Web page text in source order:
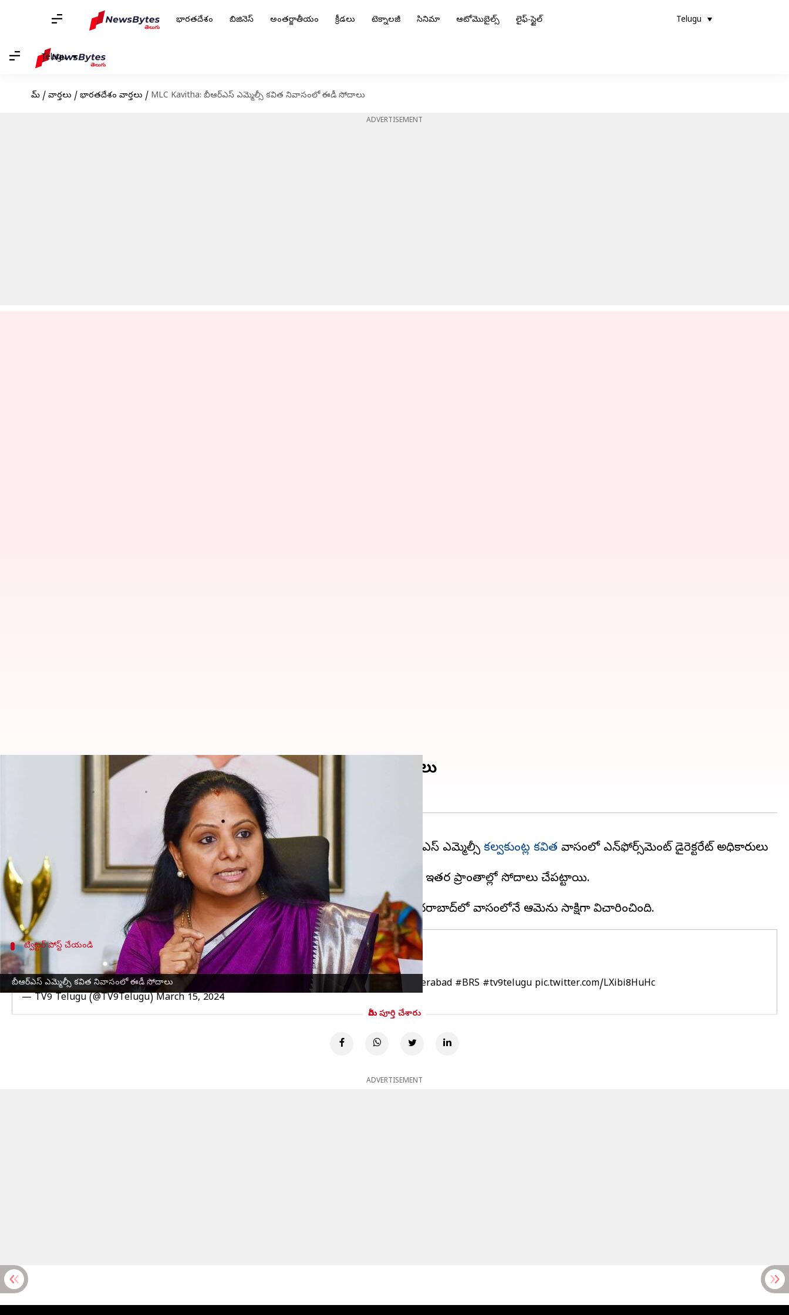
భారతదేశం బిజినెస్ అంతర్జాతీయం క్రీడలు టెక్నాలజీ సినిమా ఆటోమొబైల్స్ లైఫ్-స్టైల్ Telugu
Telugu
హోమ్ / వార్తలు / భారతదేశం వార్తలు / MLC Kavitha: బీఆర్‌ఎస్‌ ఎమ్మెల్సీ కవిత నివాసంలో ఈడీ సోదాలు
ADVERTISEMENT
బీఆర్‌ఎస్‌ ఎమ్మెల్సీ కవిత నివాసంలో ఈడీ సోదాలు
MLC Kavitha: బీఆర్‌ఎస్‌ ఎమ్మెల్సీ కవిత నివాసంలో ఈడీ సోదాలు
04:00 pm
ఎన్నికల షెడ్యూల్‌ ప్రకటనకు ఒకరోజు ముందు జరిగిన ఆసక్తికర పరిణామంలో శుక్రవారం బీఆర్‌ఎస్‌ ఎమ్మెల్సీ కల్వకుంట్ల కవిత నివాసంలో ఎన్‌ఫోర్స్‌మెంట్‌ డైరెక్టరేట్‌ అధికారులు
సోదాలు నిర్వహించారు.
దిల్లీ మద్యం కేసుకు సంబంధించి సోదాలు జరుగుతున్నాయి.
ట్విట్టర్ పోస్ట్ చేయండి
కవిత నివాసంలో ఈడీ సోదాలు
ED Raids at MLC Kavitha House : ఎమ్మెల్సీ కవిత నివాసంలో ఈడీ సోదాలు - TV9 #MLCKavitha #hyderabad #BRS #tv9telugu pic.twitter.com/LXibi8HuHc
— TV9 Telugu (@TV9Telugu) March 15, 2024
మీరు పూర్తి చేశారు
ADVERTISEMENT